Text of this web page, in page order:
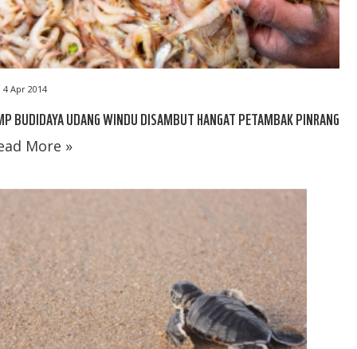
4 Apr 2014
BUDIDAYA UDANG WINDU DISAMBUT HANGAT PETAMBAK PINRANG
More »